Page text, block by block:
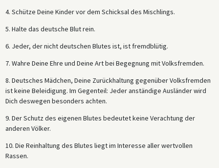
4. Schütze Deine Kinder vor dem Schicksal des Mischlings.
5. Halte das deutsche Blut rein.
6. Jeder, der nicht deutschen Blutes ist, ist fremdblütig.
7. Wahre Deine Ehre und Deine Art bei Begegnung mit Volksfremden.
8. Deutsches Mädchen, Deine Zurückhaltung gegenüber Volksfremden
ist keine Beleidigung. Im Gegenteil: Jeder anständige Ausländer wird
Dich deswegen besonders achten.
9. Der Schutz des eigenen Blutes bedeutet keine Verachtung der
anderen Völker.
10. Die Reinhaltung des Blutes liegt im Interesse aller wertvollen
Rassen.